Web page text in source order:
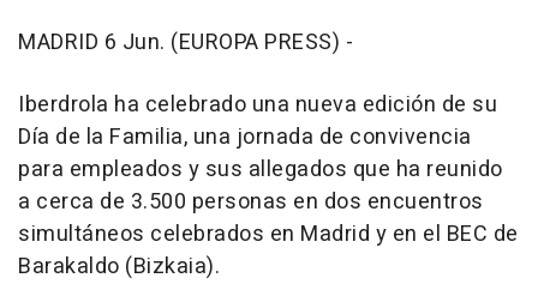
MADRID 6 Jun. (EUROPA PRESS) -
Iberdrola ha celebrado una nueva edición de su
Día de la Familia, una jornada de convivencia
para empleados y sus allegados que ha reunido
a cerca de 3.500 personas en dos encuentros
simultáneos celebrados en Madrid y en el BEC de
Barakaldo (Bizkaia).